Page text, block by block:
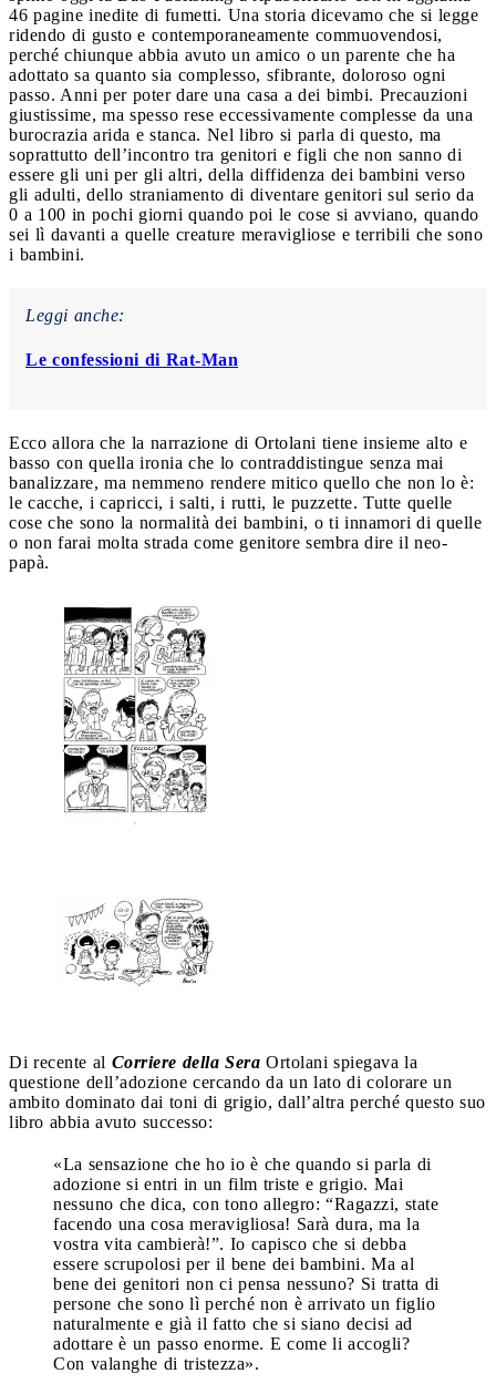
46 pagine inedite di fumetti. Una storia dicevamo che si legge
ridendo di gusto e contemporaneamente commuovendosi,
perché chiunque abbia avuto un amico o un parente che ha
adottato sa quanto sia complesso, sfibrante, doloroso ogni
passo. Anni per poter dare una casa a dei bimbi. Precauzioni
giustissime, ma spesso rese eccessivamente complesse da una
burocrazia arida e stanca. Nel libro si parla di questo, ma
soprattutto dell’incontro tra genitori e figli che non sanno di
essere gli uni per gli altri, della diffidenza dei bambini verso
gli adulti, dello straniamento di diventare genitori sul serio da
0 a 100 in pochi giorni quando poi le cose si avviano, quando
sei lì davanti a quelle creature meravigliose e terribili che sono
i bambini.
Leggi anche:
Le confessioni di Rat-Man
Ecco allora che la narrazione di Ortolani tiene insieme alto e
basso con quella ironia che lo contraddistingue senza mai
banalizzare, ma nemmeno rendere mitico quello che non lo è:
le cacche, i capricci, i salti, i rutti, le puzzette. Tutte quelle
cose che sono la normalità dei bambini, o ti innamori di quelle
o non farai molta strada come genitore sembra dire il neo-
papà.
Di recente al Corriere della Sera Ortolani spiegava la
questione dell’adozione cercando da un lato di colorare un
ambito dominato dai toni di grigio, dall’altra perché questo suo
libro abbia avuto successo:
«La sensazione che ho io è che quando si parla di
adozione si entri in un film triste e grigio. Mai
nessuno che dica, con tono allegro: “Ragazzi, state
facendo una cosa meravigliosa! Sarà dura, ma la
vostra vita cambierà!”. Io capisco che si debba
essere scrupolosi per il bene dei bambini. Ma al
bene dei genitori non ci pensa nessuno? Si tratta di
persone che sono lì perché non è arrivato un figlio
naturalmente e già il fatto che si siano decisi ad
adottare è un passo enorme. E come li accogli?
Con valanghe di tristezza».